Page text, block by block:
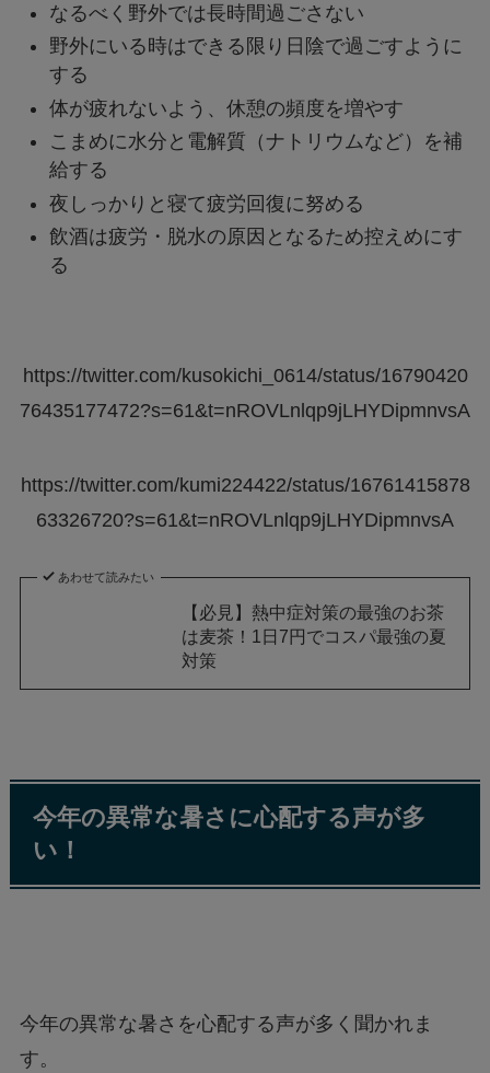
なるべく野外では長時間過ごさない
野外にいる時はできる限り日陰で過ごすように
する
体が疲れないよう、休憩の頻度を増やす
こまめに水分と電解質（ナトリウムなど）を補
給する
夜しっかりと寝て疲労回復に努める
飲酒は疲労・脱水の原因となるため控えめにす
る
https://twitter.com/kusokichi_0614/status/16790420
76435177472?s=61&t=nROVLnlqp9jLHYDipmnvsA
https://twitter.com/kumi224422/status/16761415878
63326720?s=61&t=nROVLnlqp9jLHYDipmnvsA
あわせて読みたい
【必見】熱中症対策の最強のお茶
は麦茶！1日7円でコスパ最強の夏
対策
今年の異常な暑さに心配する声が多
い！
今年の異常な暑さを心配する声が多く聞かれま
す。